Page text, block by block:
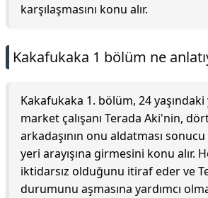
karşılaşmasını konu alır.
Kakafukaka 1 bölüm ne
Kakafukaka 1. bölüm, 24 yaşındaki
market çalışanı Terada Aki'nin,
arkadaşının onu aldatması
yeri arayışına girmesini konu alır.
iktidarsız olduğunu itiraf eder ve
durumunu aşmasına yardımcı